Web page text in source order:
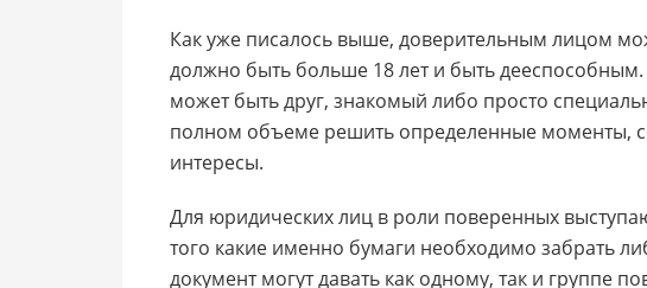
Как уже писалось выше, доверительным лицом
должно быть больше 18 лет и быть дееспособным.
может быть друг, знакомый либо просто
полном объеме решить определенные моменты,
интересы.
Для юридических лиц в роли поверенных
того какие именно бумаги необходимо забрать
документ могут давать как одному, так и группе